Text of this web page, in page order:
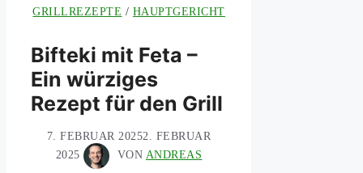
GRILLREZEPTE / HAUPTGERICHT
Bifteki mit Feta –
Ein würziges
Rezept für den Grill
7. FEBRUAR 20252. FEBRUAR
2025
VON ANDREAS